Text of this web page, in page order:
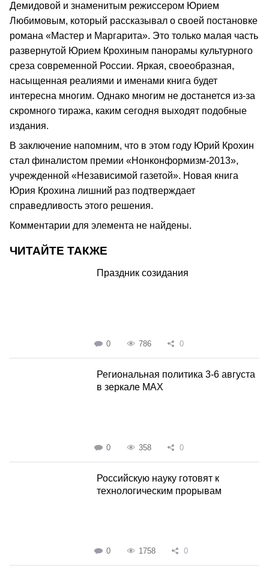
Демидовой и знаменитым режиссером Юрием
Любимовым, который рассказывал о своей постановке
романа «Мастер и Маргарита». Это только малая часть
развернутой Юрием Крохиным панорамы культурного
среза современной России. Яркая, своеобразная,
насыщенная реалиями и именами книга будет
интересна многим. Однако многим не достанется из-за
скромного тиража, каким сегодня выходят подобные
издания.
В заключение напомним, что в этом году Юрий Крохин
стал финалистом премии «Нонконформизм-2013»,
учрежденной «Независимой газетой». Новая книга
Юрия Крохина лишний раз подтверждает
справедливость этого решения.
Комментарии для элемента не найдены.
ЧИТАЙТЕ ТАКЖЕ
Праздник созидания
0 786 0
Региональная политика 3-6 августа
в зеркале MAX
0 358 0
Российскую науку готовят к
технологическим прорывам
0 1758 0